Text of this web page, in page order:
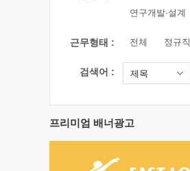
연구개발·설계
근무형태 : 전체 정규직
검색어 : 제목
프리미엄 배너광고